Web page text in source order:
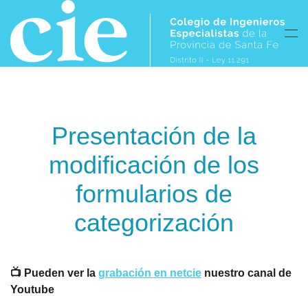
Skip to main content
Presentación de la
modificación de los
formularios de
categorización
📺 Pueden ver la grabación en netcie nuestro canal de
Youtube